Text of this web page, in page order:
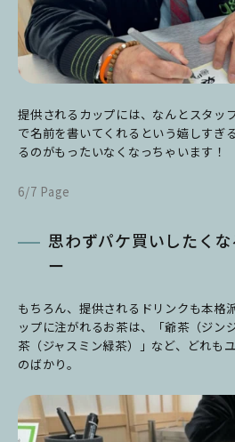
提供されるカップには、なんとスタッ
で名前を書いてくれるという嬉しすぎ
るのがもったいなくなっちゃいます！
6/7 Page
思わずパケ買いしたく
ー
もちろん、提供されるドリンクも本格
ップに注がれるお茶は、「爺茶（ジン
茶（ジャスミン緑茶）」など、どれも
のばかり。